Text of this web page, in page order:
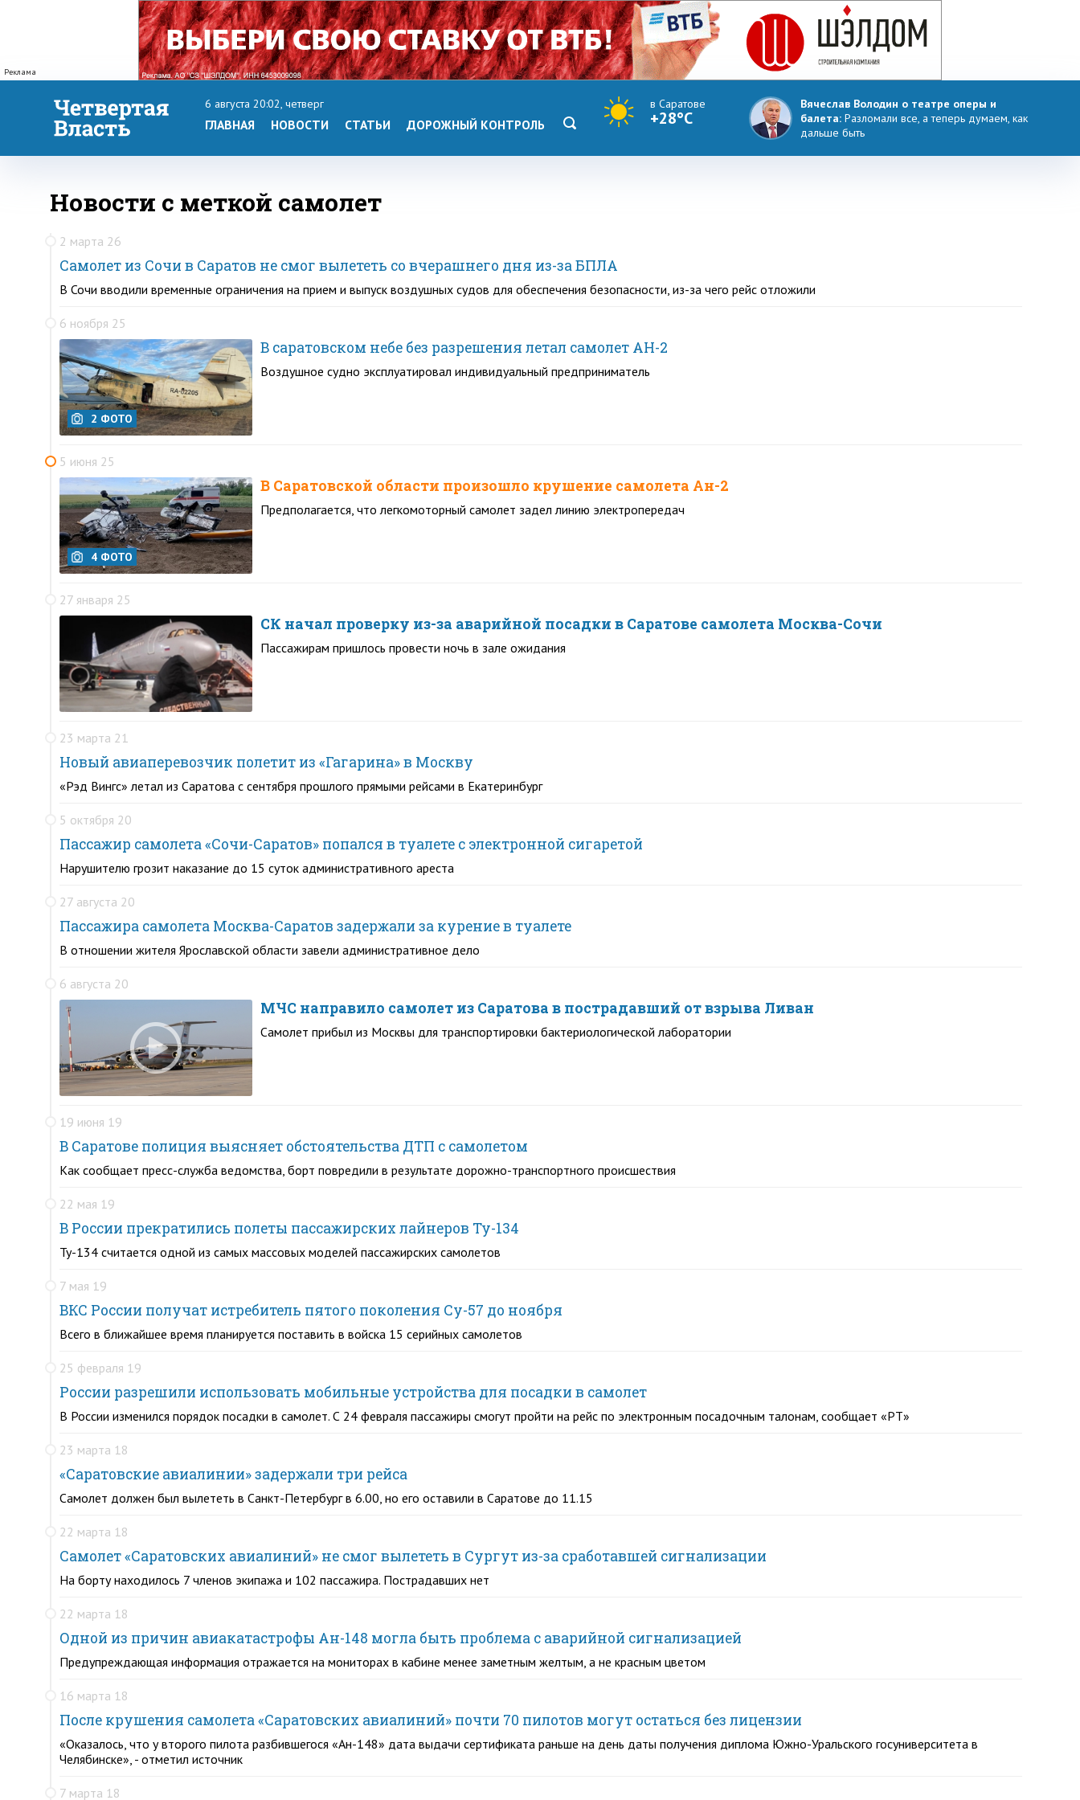
Реклама
6 августа 20:02, четверг
ГЛАВНАЯ НОВОСТИ СТАТЬИ ДОРОЖНЫЙ КОНТРОЛЬ
в Саратове
+28°C
Вячеслав Володин о театре оперы и
балета: Разломали все, а теперь думаем, как
дальше быть
Новости с меткой самолет
2 марта 26
Самолет из Сочи в Саратов не смог вылететь со вчерашнего дня из-за БПЛА
В Сочи вводили временные ограничения на прием и выпуск воздушных судов для обеспечения безопасности, из-за чего рейс отложили
6 ноября 25
2 ФОТО
В саратовском небе без разрешения летал самолет АН-2
Воздушное судно эксплуатировал индивидуальный предприниматель
5 июня 25
4 ФОТО
В Саратовской области произошло крушение самолета Ан-2
Предполагается, что легкомоторный самолет задел линию электропередач
27 января 25
СК начал проверку из-за аварийной посадки в Саратове самолета Москва-Сочи
Пассажирам пришлось провести ночь в зале ожидания
23 марта 21
Новый авиаперевозчик полетит из «Гагарина» в Москву
«Рэд Вингс» летал из Саратова с сентября прошлого прямыми рейсами в Екатеринбург
5 октября 20
Пассажир самолета «Сочи-Саратов» попался в туалете с электронной сигаретой
Нарушителю грозит наказание до 15 суток административного ареста
27 августа 20
Пассажира самолета Москва-Саратов задержали за курение в туалете
В отношении жителя Ярославской области завели административное дело
6 августа 20
МЧС направило самолет из Саратова в пострадавший от взрыва Ливан
Самолет прибыл из Москвы для транспортировки бактериологической лаборатории
19 июня 19
В Саратове полиция выясняет обстоятельства ДТП с самолетом
Как сообщает пресс-служба ведомства, борт повредили в результате дорожно-транспортного происшествия
22 мая 19
В России прекратились полеты пассажирских лайнеров Ту-134
Ту-134 считается одной из самых массовых моделей пассажирских самолетов
7 мая 19
ВКС России получат истребитель пятого поколения Су-57 до ноября
Всего в ближайшее время планируется поставить в войска 15 серийных самолетов
25 февраля 19
России разрешили использовать мобильные устройства для посадки в самолет
В России изменился порядок посадки в самолет. С 24 февраля пассажиры смогут пройти на рейс по электронным посадочным талонам, сообщает «РТ»
23 марта 18
«Саратовские авиалинии» задержали три рейса
Самолет должен был вылететь в Санкт-Петербург в 6.00, но его оставили в Саратове до 11.15
22 марта 18
Самолет «Саратовских авиалиний» не смог вылететь в Сургут из-за сработавшей сигнализации
На борту находилось 7 членов экипажа и 102 пассажира. Пострадавших нет
22 марта 18
Одной из причин авиакатастрофы Ан-148 могла быть проблема с аварийной сигнализацией
Предупреждающая информация отражается на мониторах в кабине менее заметным желтым, а не красным цветом
16 марта 18
После крушения самолета «Саратовских авиалиний» почти 70 пилотов могут остаться без лицензии
«Оказалось, что у второго пилота разбившегося «Ан-148» дата выдачи сертификата раньше на день даты получения диплома Южно-Уральского госуниверситета в
Челябинске», - отметил источник
7 марта 18